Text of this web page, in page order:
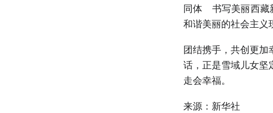
同体 书写美丽西藏
和谐美丽的社会主义
团结携手，共创更加
话，正是雪域儿女坚
走会幸福。
来源：新华社